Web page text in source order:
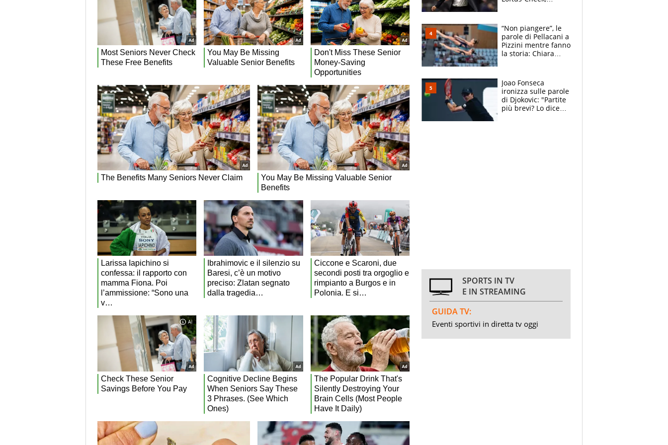
Soulè e Osorio nel
mirino
“Non piangere”, le
parole di Pellacani a
Pizzini mentre fanno
la storia: Chiara
Joao Fonseca
ironizza sulle parole
di Djokovic: "Partite
più brevi? Lo dice
SPORTS IN TV
E IN STREAMING
GUIDA TV:
Eventi sportivi in diretta tv oggi